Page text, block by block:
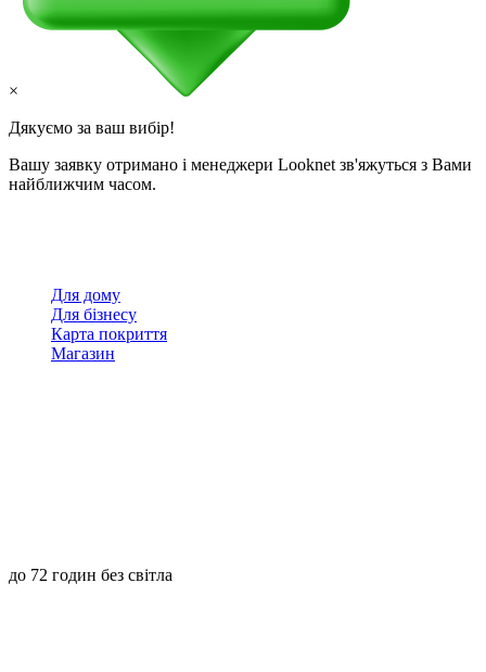
×
Дякуємо за ваш вибір!
Вашу заявку отримано і менеджери Looknet зв'яжуться з Вами
найближчим часом.
Для дому
Для бізнесу
Карта покриття
Магазин
до 72 годин без світла